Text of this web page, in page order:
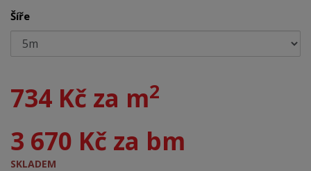
Šíře
734 Kč za m2
3 670 Kč za bm
SKLADEM